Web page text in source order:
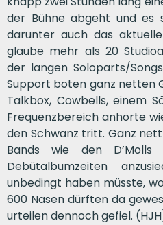
der Bühne abgeht und es
darunter auch das
glaube mehr als 20
der langen Soloparts/
Support boten ganz netten
Talkbox, Cowbells, einem
Frequenzbereich anhörte
den Schwanz tritt. Ganz
Bands wie den
Debütalbumzeiten
unbedingt haben müsste,
600 Nasen dürften da
urteilen dennoch gefiel.